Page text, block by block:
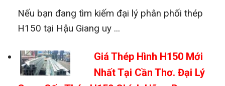
Nếu bạn đang tìm kiếm đại lý phân phối thép
H150 tại Hậu Giang uy ...
Giá Thép Hình H150 Mới
Nhất Tại Cần Thơ. Đại Lý